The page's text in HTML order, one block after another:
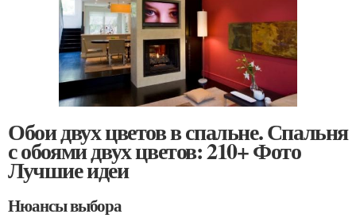
Обои двух цветов в спальне. Спальня
с обоями двух цветов: 210+ Фото
Лучшие идеи
Нюансы выбора